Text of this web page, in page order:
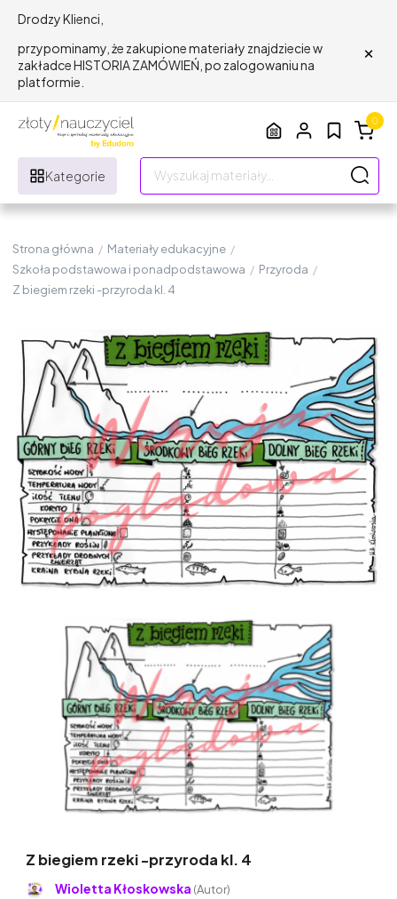
Drodzy Klienci,
przypominamy, że zakupione materiały znajdziecie w
zakładce HISTORIA ZAMÓWIEŃ, po zalogowaniu na
platformie.
×
Kategorie
0
Strona główna / Materiały edukacyjne /
Szkoła podstawowa i ponadpodstawowa / Przyroda /
Z biegiem rzeki -przyroda kl. 4
Z biegiem rzeki -przyroda kl. 4
Wioletta Kłoskowska (Autor)